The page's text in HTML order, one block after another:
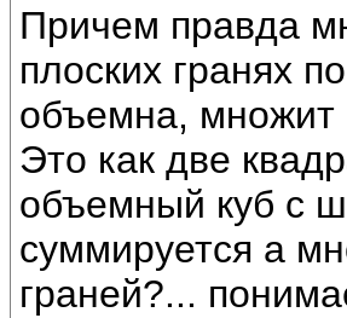
Причем правда
плоских гранях
объемна, множит
Это как две
объемный куб с
суммируется а
граней?...